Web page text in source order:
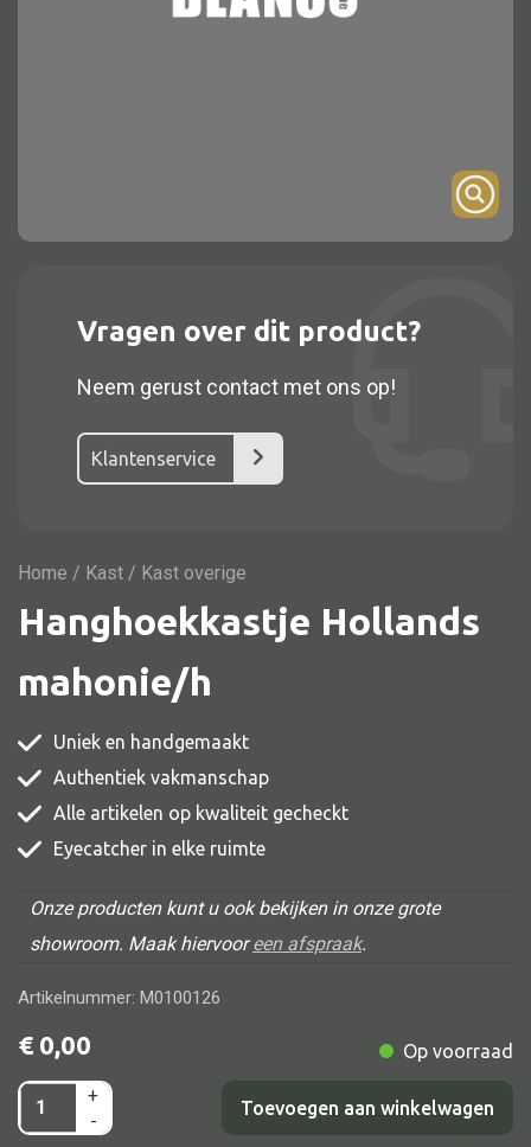
Alle kasten
Dressoir
Nachtkast
Vitrine
TV meubel
Comode
Alle stoelen
Eetkamer stoel
Fautteuil
Barstoel
Kinderstoel
Kruk
Vragen over dit product?
Neem gerust contact met ons op!
Klantenservice
Home / Kast / Kast overige
Hanghoekkastje Hollands
mahonie/h
Uniek en handgemaakt
Authentiek vakmanschap
Alle artikelen op kwaliteit gecheckt
Eyecatcher in elke ruimte
Onze producten kunt u ook bekijken in onze grote
showroom. Maak hiervooreen afspraak.
Artikelnummer: M0100126
€ 0,00 Op voorraad
Hanghoekkastje
Hollands
+
-
Toevoegen aan winkelwagen